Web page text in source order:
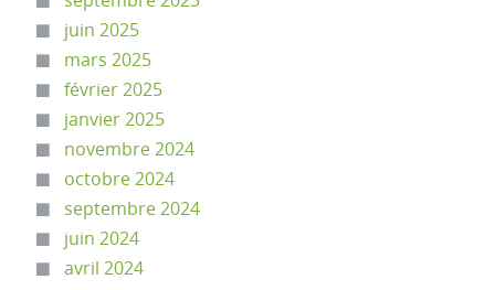
juin 2025
mars 2025
février 2025
janvier 2025
novembre 2024
octobre 2024
septembre 2024
juin 2024
avril 2024